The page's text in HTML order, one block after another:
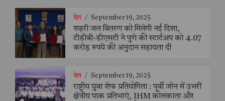
देश / September 19, 2025
शहरी जल वितरण को मिलेगी नई दिशा,
टीडीबी-डीएसटी ने पुणे की स्टार्टअप को 4.07
करोड़ रुपये की अनुदान सहायता दी
देश / September 19, 2025
राष्ट्रीय युवा शेफ प्रतियोगिता : पूर्वी जोन में उभरीं
क्षेत्रीय पाक प्रतिभाएं, IHM कोलकाता और